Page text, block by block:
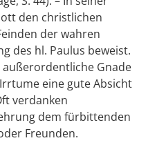
den christlichen
der wahren
des hl. Paulus beweist.
Gnade
eine gute Absicht
verdanken
dem fürbittenden
Freunden.